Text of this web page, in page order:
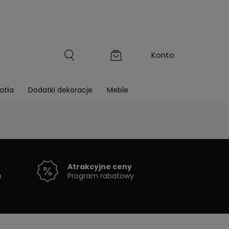
Dodatki dekoracje Meble
Atrakcyjne ceny
Program rabatowy